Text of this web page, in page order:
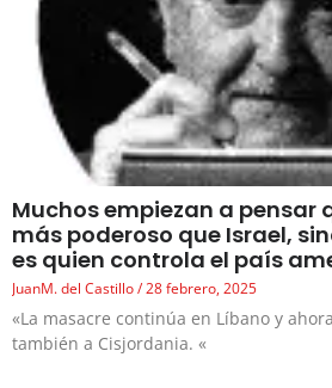
Muchos empiezan a pensar
más poderoso que Israel,
es quien controla el país
JuanM. del Castillo 28 febrero, 2025
«La masacre continúa en Líbano y
también a Cisjordania. «